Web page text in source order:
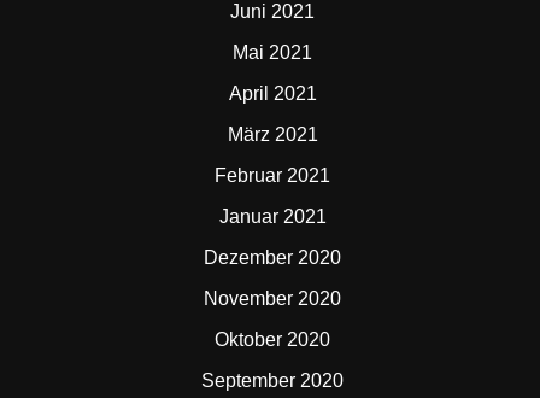
Juni 2021
Mai 2021
April 2021
März 2021
Februar 2021
Januar 2021
Dezember 2020
November 2020
Oktober 2020
September 2020